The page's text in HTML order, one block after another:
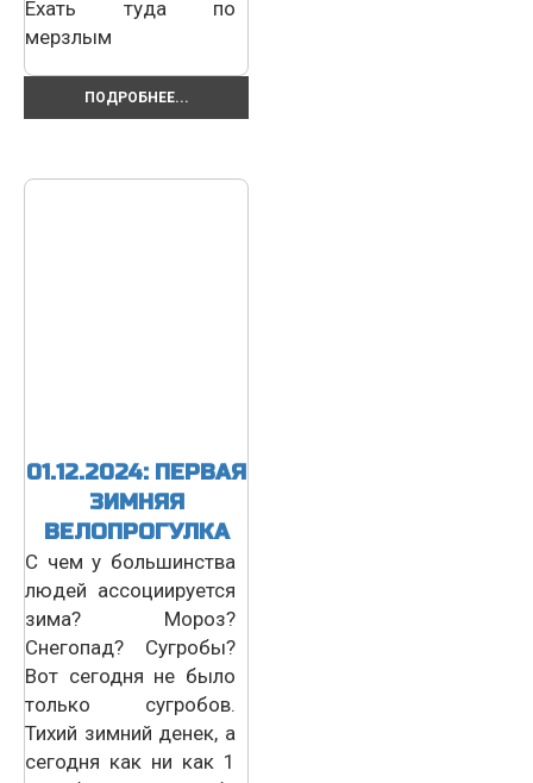
Ехать туда по
мерзлым
ПОДРОБНЕЕ...
01.12.2024: ПЕРВАЯ
ЗИМНЯЯ
ВЕЛОПРОГУЛКА
С чем у большинства
людей ассоциируется
зима? Мороз?
Снегопад? Сугробы?
Вот сегодня не было
только сугробов.
Тихий зимний денек, а
сегодня как ни как 1